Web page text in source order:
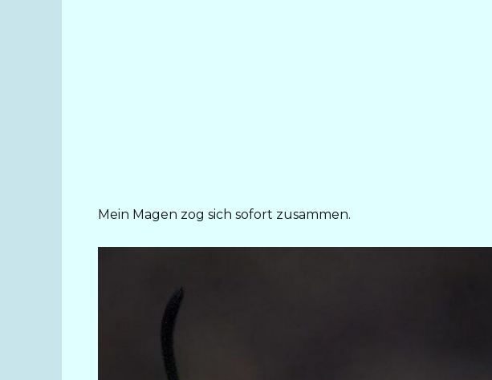
Mein Magen zog sich sofort zusammen.